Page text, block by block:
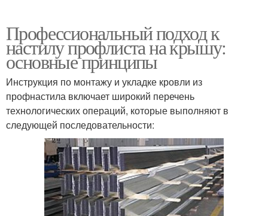
Профессиональный подход к
настилу профлиста на крышу:
основные принципы
Инструкция по монтажу и укладке кровли из
профнастила включает широкий перечень
технологических операций, которые выполняют в
следующей последовательности: